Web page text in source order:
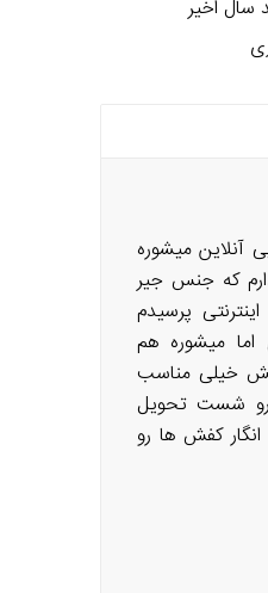
اخیر
میشوره
که جنس جیر
پرسیدم
میشوره هم
خیلی مناسب
رو شست تحویل
کفش ها رو